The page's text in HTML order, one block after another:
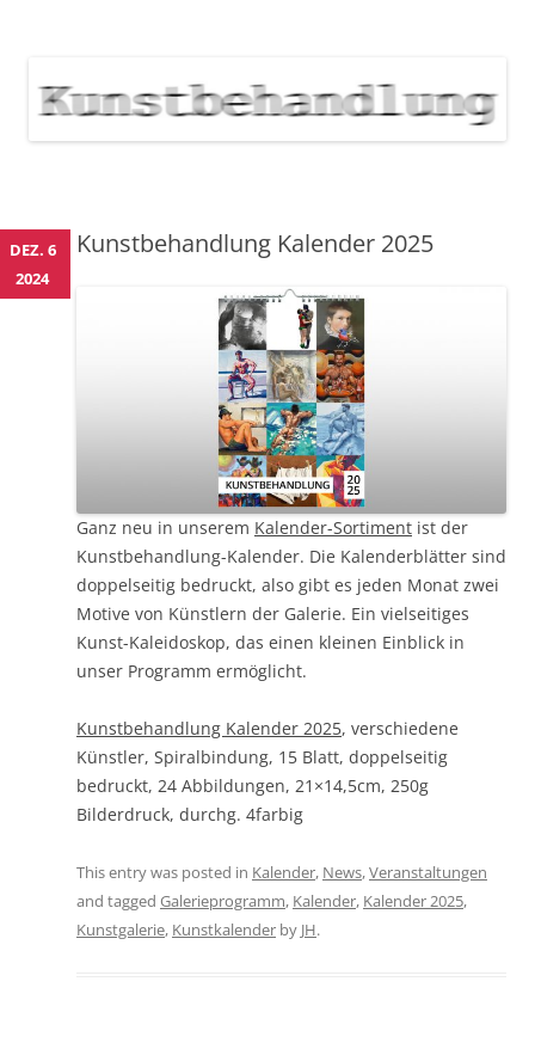
NEWS
Kunstbehandlung Kalender 2025
Ganz neu in unserem Kalender-Sortiment ist der
Kunstbehandlung-Kalender. Die Kalenderblätter sind
doppelseitig bedruckt, also gibt es jeden Monat zwei
Motive von Künstlern der Galerie. Ein vielseitiges
Kunst-Kaleidoskop, das einen kleinen Einblick in
unser Programm ermöglicht.
Kunstbehandlung Kalender 2025, verschiedene
Künstler, Spiralbindung, 15 Blatt, doppelseitig
bedruckt, 24 Abbildungen, 21×14,5cm, 250g
Bilderdruck, durchg. 4farbig
This entry was posted in Kalender, News,Veranstaltungen
and tagged Galerieprogramm, Kalender, Kalender 2025,
Kunstgalerie, Kunstkalender by JH.
DEZ. 6
2024